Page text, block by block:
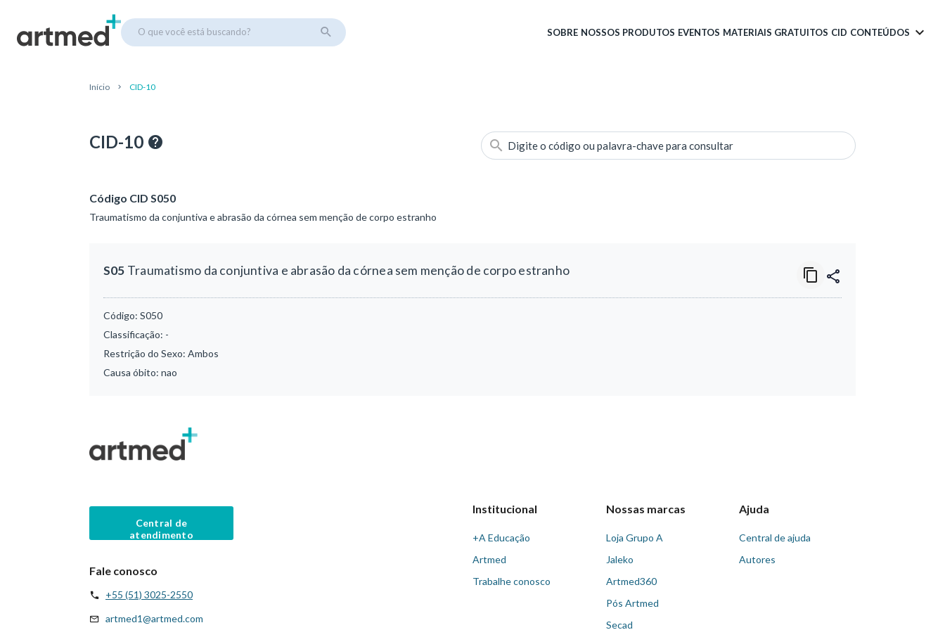
O que você está buscando? SOBRE NOSSOS PRODUTOS EVENTOS MATERIAIS GRATUITOS CID CONTEÚDOS
Início CID-10
CID-10 Digite o código ou palavra-chave para consultar
Código CID S050
Traumatismo da conjuntiva e abrasão da córnea sem menção de corpo estranho
S05 Traumatismo da conjuntiva e abrasão da córnea sem menção de corpo estranho
Código: S050
Classificação: -
Restrição do Sexo: Ambos
Causa óbito: nao
Central de
atendimento
Fale conosco
+55 (51) 3025-2550
artmed1@artmed.com
Institucional
+A Educação
Artmed
Trabalhe conosco
Nossas marcas
Loja Grupo A
Jaleko
Artmed360
Pós Artmed
Secad
Ajuda
Central de ajuda
Autores